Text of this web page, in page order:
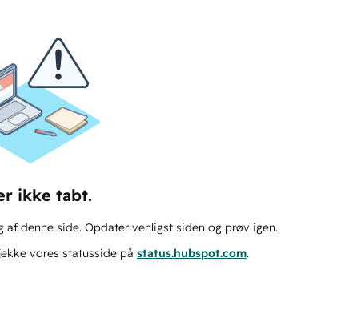
ikke tabt.
denne side. Opdater venligst siden og prøv igen.
vores statusside på status.hubspot.com.